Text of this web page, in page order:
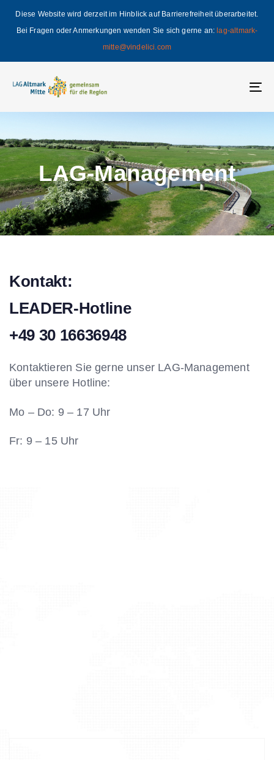
Diese Website wird derzeit im Hinblick auf Barrierefreiheit überarbeitet.
Bei Fragen oder Anmerkungen wenden Sie sich gerne an: lag-altmark-
mitte@vindelici.com
LAG-Management
Kontakt:
LEADER-Hotline
+49 30 16636948
Kontaktieren Sie gerne unser LAG-Management
über unsere Hotline:
Mo – Do: 9 – 17 Uhr
Fr: 9 – 15 Uhr